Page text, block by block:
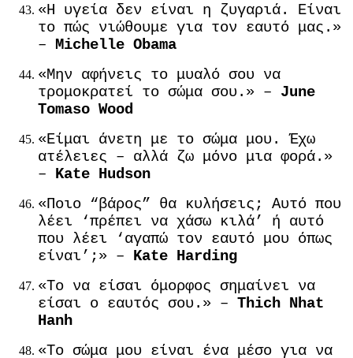
«Η υγεία δεν είναι η ζυγαριά. Είναι
το πώς νιώθουμε για τον εαυτό μας.»
– Michelle Obama
«Μην αφήνεις το μυαλό σου να
τρομοκρατεί το σώμα σου.» – June
Tomaso Wood
«Είμαι άνετη με το σώμα μου. Έχω
ατέλειες – αλλά ζω μόνο μια φορά.»
– Kate Hudson
«Ποιο “βάρος” θα κυλήσεις; Αυτό που
λέει ‘πρέπει να χάσω κιλά’ ή αυτό
που λέει ‘αγαπώ τον εαυτό μου όπως
είναι’;» – Kate Harding
«Το να είσαι όμορφος σημαίνει να
είσαι ο εαυτός σου.» – Thich Nhat
Hanh
«Το σώμα μου είναι ένα μέσο για να